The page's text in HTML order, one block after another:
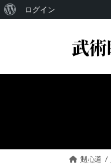
プ
動
WordPress
ログイン
制心道